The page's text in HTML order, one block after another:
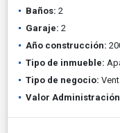
Baños: 2
Garaje: 2
Año construcción:
Tipo de inmueble:
Tipo de negocio:
Valor